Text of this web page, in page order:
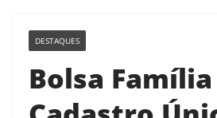
DESTAQUES
Bolsa